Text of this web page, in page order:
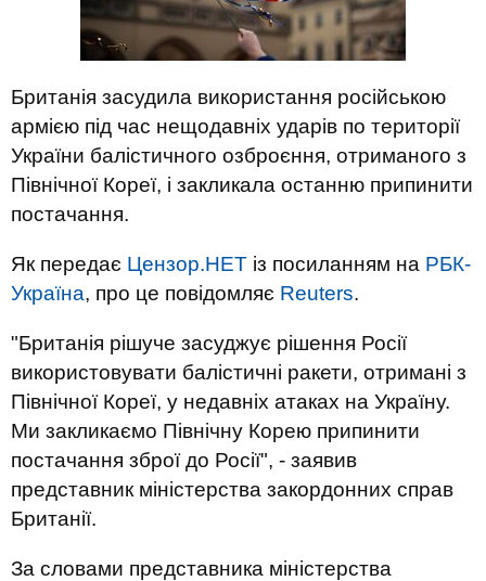
Британія засудила використання російською
армією під час нещодавніх ударів по території
України балістичного озброєння, отриманого з
Північної Кореї, і закликала останню припинити
постачання.
Як передає Цензор.НЕТ із посиланням на РБК-
Україна, про це повідомляє Reuters.
"Британія рішуче засуджує рішення Росії
використовувати балістичні ракети, отримані з
Північної Кореї, у недавніх атаках на Україну.
Ми закликаємо Північну Корею припинити
постачання зброї до Росії", - заявив
представник міністерства закордонних справ
Британії.
За словами представника міністерства